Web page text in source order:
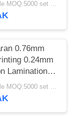
Negotibable MOQ:5000 set (3 lembar per lembar)
0.76mm
0.24mm
Lamination
Negotibable MOQ:5000 set (3 lembar per lembar)